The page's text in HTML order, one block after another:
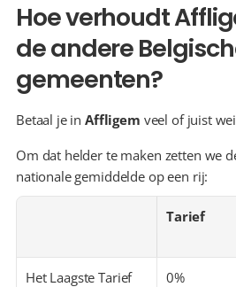
Hoe verhoudt
de andere
gemeenten?
Betaal je in Affligem veel of juist
Om dat helder te maken zetten we
nationale gemiddelde op een rij:
Tarief
Het Laagste Tarief
0%